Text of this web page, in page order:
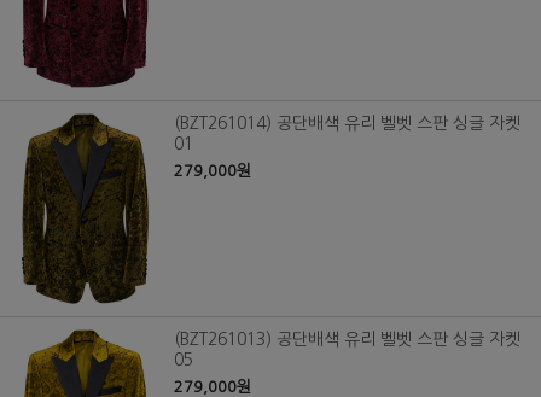
(BZT261014) 공단배색 유리 벨벳 스판 싱글 자켓
01
279,000원
(BZT261013) 공단배색 유리 벨벳 스판 싱글 자켓
05
279,000원